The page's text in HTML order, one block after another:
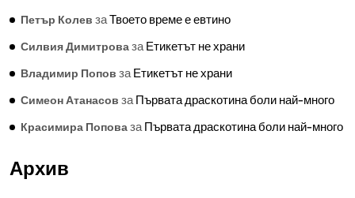
Петър Колев заТвоето време е евтино
Силвия ДимитровазаЕтикетът не храни
Владимир Попов заЕтикетът не храни
Симеон Атанасов заПървата драскотина боли най-много
Красимира ПоповазаПървата драскотина боли най-много
Архив